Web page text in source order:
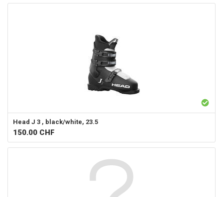
Head J 3 , black/white, 23.5
150.00 CHF